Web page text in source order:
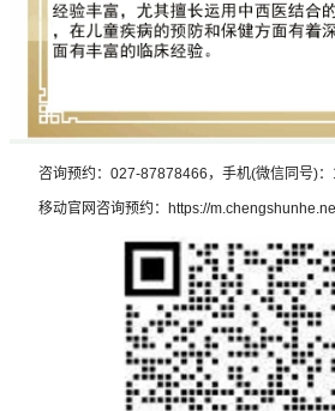
咨询预约：027-87878466，手机(微信同号)：
移动官网咨询预约：https://